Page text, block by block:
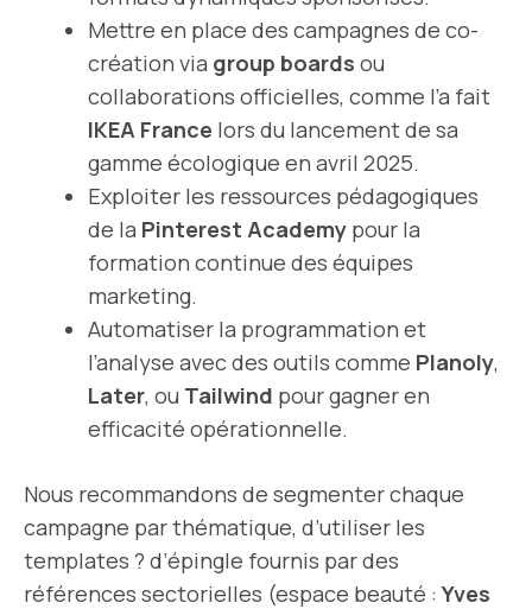
Mettre en place des campagnes de co-
création via group boards ou
collaborations officielles, comme l’a fait
IKEA France lors du lancement de sa
gamme écologique en avril 2025.
Exploiter les ressources pédagogiques
de la Pinterest Academy pour la
formation continue des équipes
marketing.
Automatiser la programmation et
l’analyse avec des outils comme Planoly,
Later, ou Tailwind pour gagner en
efficacité opérationnelle.
Nous recommandons de segmenter chaque
campagne par thématique, d’utiliser les
templates ? d’épingle fournis par des
références sectorielles (espace beauté :Yves